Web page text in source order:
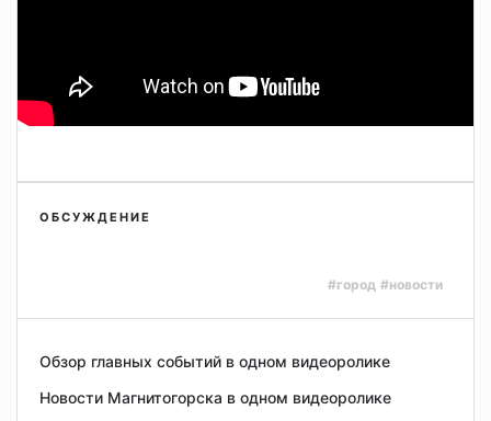
ОБСУЖДЕНИЕ
#город #новости
Обзор главных событий в одном видеоролике
Новости Магнитогорска в одном видеоролике